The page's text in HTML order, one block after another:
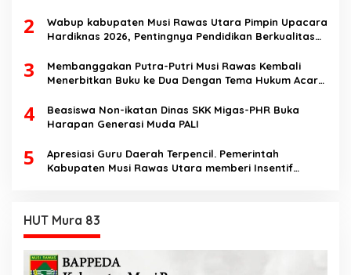
Speech di SMK Ikhlas Jawilan
2
Wabup kabupaten Musi Rawas Utara Pimpin Upacara
Hardiknas 2026, Pentingnya Pendidikan Berkualitas
3
Membanggakan Putra-Putri Musi Rawas Kembali
Menerbitkan Buku ke Dua Dengan Tema Hukum Acara
4
Beasiswa Non-ikatan Dinas SKK Migas-PHR Buka
Harapan Generasi Muda PALI
5
Apresiasi Guru Daerah Terpencil. Pemerintah
Kabupaten Musi Rawas Utara memberi Insentif
HUT Mura 83